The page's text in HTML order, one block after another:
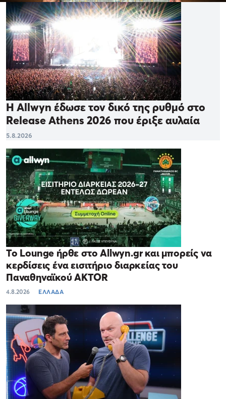
Η Allwyn έδωσε τον δικό της ρυθμό στο
Release Athens 2026 που έριξε αυλαία
5.8.2026
Το Lounge ήρθε στο Allwyn.gr και μπορείς να
κερδίσεις ένα εισιτήριο διαρκείας του
Παναθηναϊκού AKTOR
4.8.2026 ΕΛΛΑΔΑ